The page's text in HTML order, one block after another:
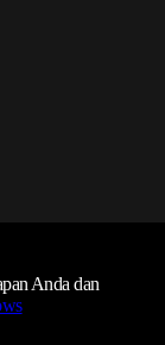
Anda dan